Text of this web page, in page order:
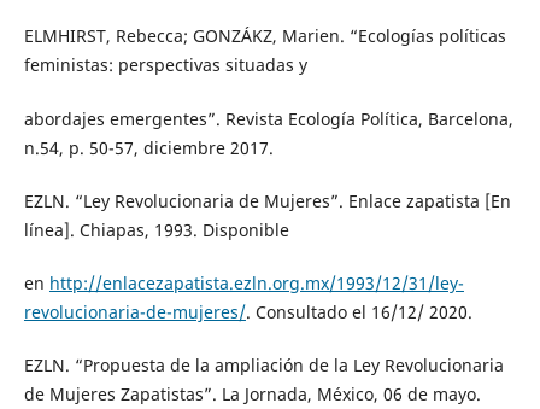
ELMHIRST, Rebecca; GONZÁKZ, Marien. “Ecologías políticas
feministas: perspectivas situadas y
abordajes emergentes”. Revista Ecología Política, Barcelona,
n.54, p. 50-57, diciembre 2017.
EZLN. “Ley Revolucionaria de Mujeres”. Enlace zapatista [En
línea]. Chiapas, 1993. Disponible
en http://enlacezapatista.ezln.org.mx/1993/12/31/ley-
revolucionaria-de-mujeres/. Consultado el 16/12/ 2020.
EZLN. “Propuesta de la ampliación de la Ley Revolucionaria
de Mujeres Zapatistas”. La Jornada, México, 06 de mayo.